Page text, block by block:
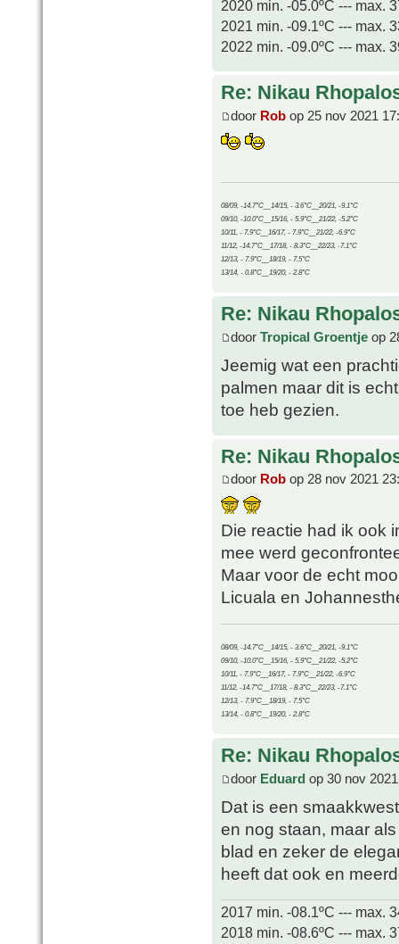
2020 min. -05.0ºC --- max.
2021 min. -09.1ºC --- max.
2022 min. -09.0ºC --- max.
Re: Nikau
door Rob op 25 nov 2021
08/09, -14.7°C__14/15, - 3.6°C__20/21, -9.1°C
09/10, -10.0°C__15/16, - 5.9°C__21/22, -5.2°C
10/11, - 7.9°C__16/17, - 7.9°C__21/22, -6.9°C
11/12, -14.7°C__17/18, - 8.3°C__22/23, -7.1°C
12/13, - 7.9°C__18/19, - 7.5°C
13/14, - 0.8°C__19/20, - 2.8°C
Re: Nikau
door Tropical Groentje op
Jeemig wat een
palmen maar dit is
toe heb gezien.
Re: Nikau
door Rob op 28 nov 2021
Die reactie had ik ook
mee werd
Maar voor de echt
Licuala en
08/09, -14.7°C__14/15, - 3.6°C__20/21, -9.1°C
09/10, -10.0°C__15/16, - 5.9°C__21/22, -5.2°C
10/11, - 7.9°C__16/17, - 7.9°C__21/22, -6.9°C
11/12, -14.7°C__17/18, - 8.3°C__22/23, -7.1°C
12/13, - 7.9°C__18/19, - 7.5°C
13/14, - 0.8°C__19/20, - 2.8°C
Re: Nikau
door Eduard op 30 nov
Dat is een
en nog staan, maar
blad en zeker de
heeft dat ook en
2017 min. -08.1ºC --- max.
2018 min. -08.6ºC --- max.